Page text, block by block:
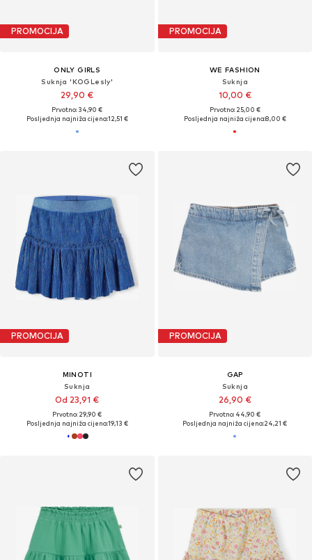
PROMOCIJA
ONLY GIRLS
Suknja 'KOGLesly'
29,90 €
Prvotno: 34,90 €
Posljednja najniža cijena:12,51 €
PROMOCIJA
WE FASHION
Suknja
10,00 €
Prvotno: 25,00 €
Posljednja najniža cijena:8,00 €
PROMOCIJA
MINOTI
Suknja
Od 23,91 €
Prvotno: 29,90 €
Posljednja najniža cijena:19,13 €
PROMOCIJA
GAP
Suknja
26,90 €
Prvotno: 44,90 €
Posljednja najniža cijena:24,21 €